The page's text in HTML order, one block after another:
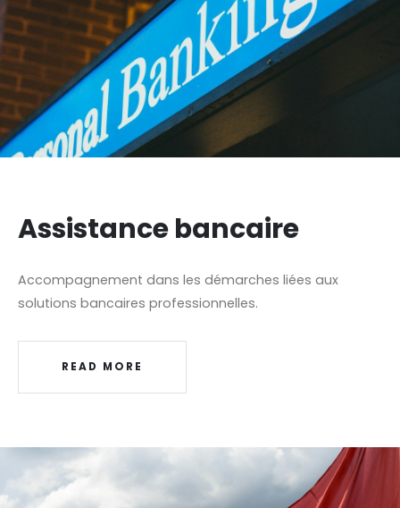
Assistance bancaire
Accompagnement dans les démarches liées aux
solutions bancaires professionnelles.
READ MORE